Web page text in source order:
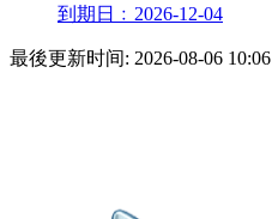
到期日 ﹕ 2026-12-04
最後更新时间: 2026-08-06 10:06